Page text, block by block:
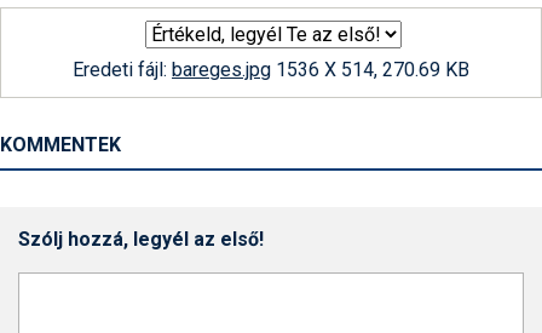
Eredeti fájl: bareges.jpg 1536 X 514, 270.69 KB
KOMMENTEK
Szólj hozzá, legyél az első!